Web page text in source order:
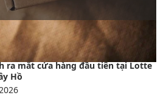
ra mắt cửa hàng đầu tiên tại Lotte
Hồ